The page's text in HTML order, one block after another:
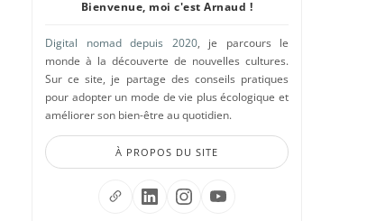
Bienvenue, moi c'est Arnaud !
Digital nomad depuis 2020, je parcours le
monde à la découverte de nouvelles cultures.
Sur ce site, je partage des conseils pratiques
pour adopter un mode de vie plus écologique et
améliorer son bien-être au quotidien.
À PROPOS DU SITE